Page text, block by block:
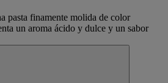
pasta finamente molida de color
un aroma ácido y dulce y un sabor